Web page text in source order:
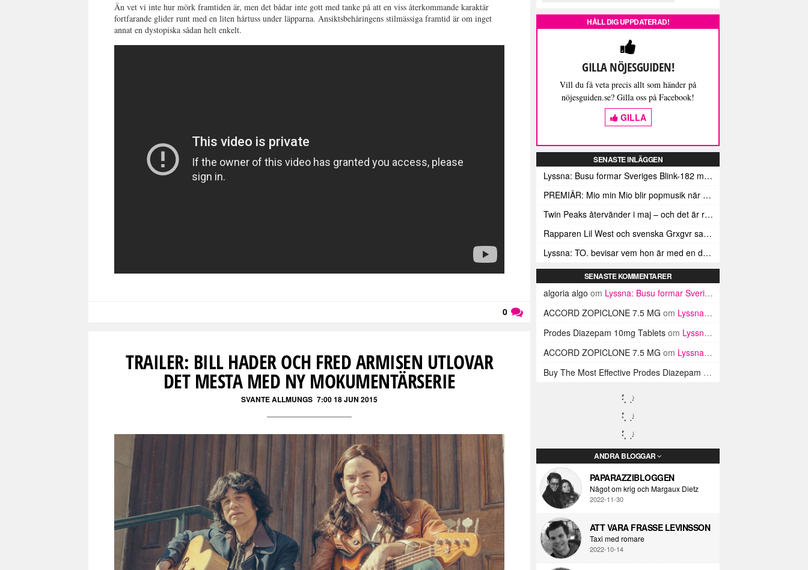
Än vet vi inte hur mörk framtiden är, men det bådar inte gott med tanke på att en viss återkommande karaktär
fortfarande glider runt med en liten hårtuss under läpparna. Ansiktsbehåringens stilmässiga framtid är om inget
annat en dystopiska sådan helt enkelt.
0
TRAILER: BILL HADER OCH FRED ARMISEN UTLOVAR
DET MESTA MED NY MOKUMENTÄRSERIE
SVANTE ALLMUNGS 7:00 18 JUN 2015
HÅLL DIG UPPDATERAD!
GILLA NÖJESGUIDEN!
Vill du få veta precis allt som händer på
nöjesguiden.se? Gilla oss på Facebook!
GILLA
SENASTE INLÄGGEN
Lyssna: Busu formar Sveriges Blink-182 med sin nya pop-punk-rap-låt
PREMIÄR: Mio min Mio blir popmusik när Ungdom släpper sin debutvideo
Twin Peaks återvänder i maj – och det är rena heroinet enligt Showtimes boss
Rapparen Lil West och svenska Grxgvr samarbetar på den egensinniga bangern Lie To You
Lyssna: TO. bevisar vem hon är med en debut gjord för framtiden
SENASTE KOMMENTARER
algoria algo om Lyssna: Busu formar Sveriges Blink-182 med sin nya pop-punk-rap-låt
ACCORD ZOPICLONE 7.5 MG om Lyssna: Busu formar Sveriges Blink-182 med sin nya pop-punk-rap-låt
Prodes Diazepam 10mg Tablets om Lyssna: Busu formar Sveriges Blink-182 med sin nya pop-punk-rap-låt
ACCORD ZOPICLONE 7.5 MG om Lyssna: Busu formar Sveriges Blink-182 med sin nya pop-punk-rap-låt
Buy The Most Effective Prodes Diazepam Tablets In UK
ANDRA BLOGGAR
PAPARAZZIBLOGGEN
Något om krig och Margaux Dietz
2022-11-30
ATT VARA FRASSE LEVINSSON
Taxi med romare
2022-10-14